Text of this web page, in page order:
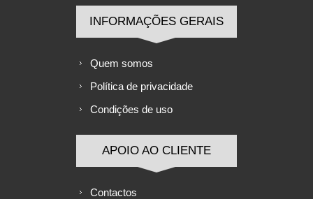
INFORMAÇÕES GERAIS
Quem somos
Política de privacidade
Condições de uso
APOIO AO CLIENTE
Contactos